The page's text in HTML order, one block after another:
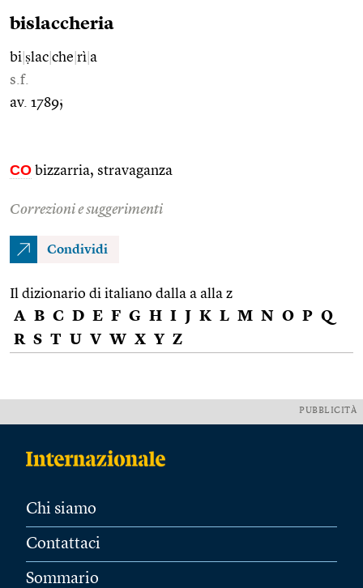
bislaccheria
bi ṣlac che rì a
s.f.
av. 1789;
CO bizzarria, stravaganza
Correzioni e suggerimenti
Condividi
Il dizionario di italiano dalla a alla z
A B C D E F G H I J K L M N O P Q
R S T U V W X Y Z
PUBBLICITÀ
Chi siamo
Contattaci
Sommario